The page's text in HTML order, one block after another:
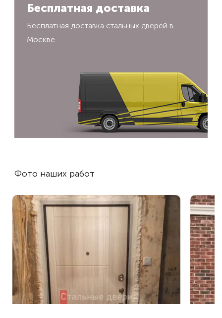
Бесплатная доставка
Бесплатная доставка стальных дверей в
Москве
Фото наших работ